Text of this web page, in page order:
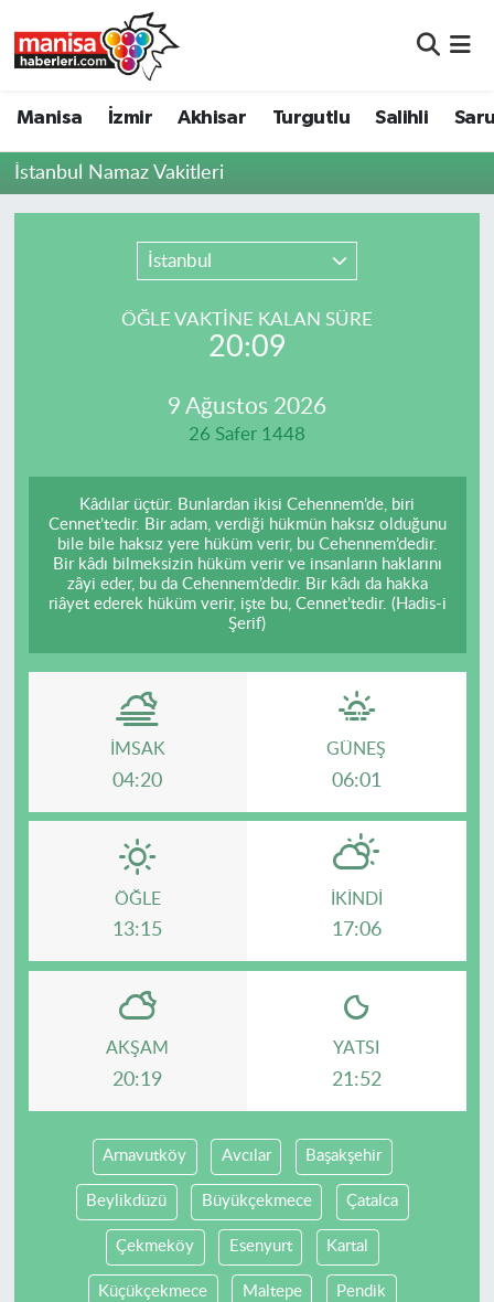
Manisa İzmir Akhisar Turgutlu Salihli
İstanbul Namaz Vakitleri
İstanbul
ÖĞLE VAKTİNE KALAN SÜRE
20:09
9 Ağustos 2026
26 Safer 1448
Kâdılar üçtür. Bunlardan ikisi Cehennem’de, biri
Cennet’tedir. Bir adam, verdiği hükmün haksız olduğunu
bile bile haksız yere hüküm verir, bu Cehennem’dedir.
Bir kâdı bilmeksizin hüküm verir ve insanların haklarını
zâyi eder, bu da Cehennem’dedir. Bir kâdı da hakka
riâyet ederek hüküm verir, işte bu, Cennet’tedir. (Hadis-i
Şerif)
İMSAK
04:20
GÜNEŞ
06:01
ÖĞLE
13:15
İKINDI
17:06
AKŞAM
20:19
YATSI
21:52
Arnavutköy Avcılar Başakşehir
Beylikdüzü Büyükçekmece Çatalca
Çekmeköy Esenyurt Kartal
Küçükçekmece Maltepe Pendik
Akhisar
Resmi İlanlar
Manisa Nöbetçi Eczaneler
Manisa Namaz Vakitleri
Manisa Trafik Yoğunluk Haritası
Süper Lig Puan Durumu ve Fikstür
Son Dakika Haberleri
Haber Arşivi